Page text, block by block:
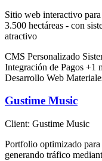
Sitio web interactivo
3.500 hectáreas - con
atractivo
CMS Personalizado
Integración de Pagos +1
Desarrollo Web
Gustime Music
Client: Gustime Music
Portfolio optimizado
generando tráfico